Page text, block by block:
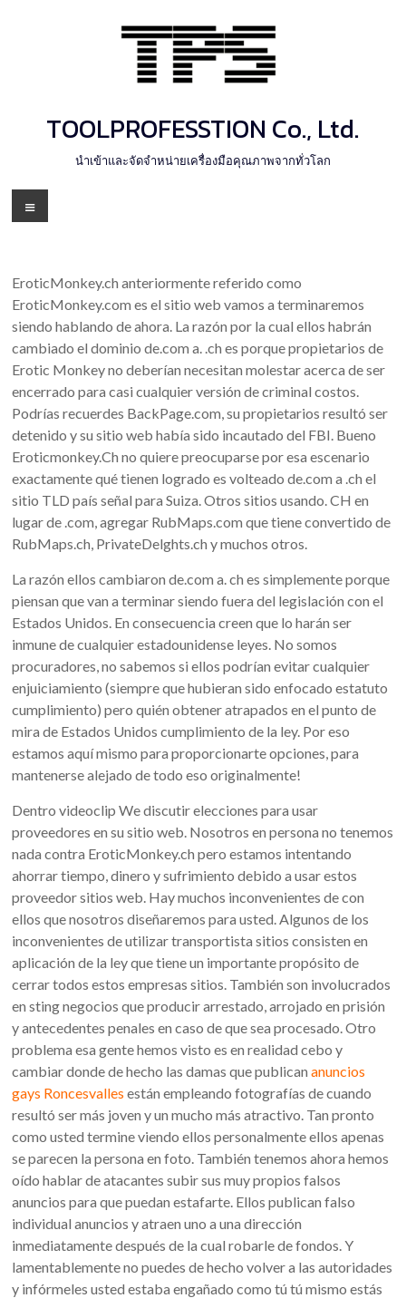
TOOLPROFESSTION Co., Ltd.
นำเข้าและจัดจำหน่ายเครื่องมือคุณภาพจากทั่วโลก
Menu
EroticMonkey.ch anteriormente referido como
EroticMonkey.com es el sitio web vamos a terminaremos
siendo hablando de ahora. La razón por la cual ellos habrán
cambiado el dominio de.com a. .ch es porque propietarios de
Erotic Monkey no deberían necesitan molestar acerca de ser
encerrado para casi cualquier versión de criminal costos.
Podrías recuerdes BackPage.com, su propietarios resultó ser
detenido y su sitio web había sido incautado del FBI. Bueno
Eroticmonkey.Ch no quiere preocuparse por esa escenario
exactamente qué tienen logrado es volteado de.com a .ch el
sitio TLD país señal para Suiza. Otros sitios usando. CH en
lugar de .com, agregar RubMaps.com que tiene convertido de
RubMaps.ch, PrivateDelghts.ch y muchos otros.
La razón ellos cambiaron de.com a. ch es simplemente porque
piensan que van a terminar siendo fuera del legislación con el
Estados Unidos. En consecuencia creen que lo harán ser
inmune de cualquier estadounidense leyes. No somos
procuradores, no sabemos si ellos podrían evitar cualquier
enjuiciamiento (siempre que hubieran sido enfocado estatuto
cumplimiento) pero quién obtener atrapados en el punto de
mira de Estados Unidos cumplimiento de la ley. Por eso
estamos aquí mismo para proporcionarte opciones, para
mantenerse alejado de todo eso originalmente!
Dentro videoclip We discutir elecciones para usar
proveedores en su sitio web. Nosotros en persona no tenemos
nada contra EroticMonkey.ch pero estamos intentando
ahorrar tiempo, dinero y sufrimiento debido a usar estos
proveedor sitios web. Hay muchos inconvenientes de con
ellos que nosotros diseñaremos para usted. Algunos de los
inconvenientes de utilizar transportista sitios consisten en
aplicación de la ley que tiene un importante propósito de
cerrar todos estos empresas sitios. También son involucrados
en sting negocios que producir arrestado, arrojado en prisión
y antecedentes penales en caso de que sea procesado. Otro
problema esa gente hemos visto es en realidad cebo y
cambiar donde de hecho las damas que publicananuncios
gays Roncesvalles están empleando fotografías de cuando
resultó ser más joven y un mucho más atractivo. Tan pronto
como usted termine viendo ellos personalmente ellos apenas
se parecen la persona en foto. También tenemos ahora hemos
oído hablar de atacantes subir sus muy propios falsos
anuncios para que puedan estafarte. Ellos publican falso
individual anuncios y atraen uno a una dirección
inmediatamente después de la cual robarle de fondos. Y
lamentablemente no puedes de hecho volver a las autoridades
y infórmeles usted estaba engañado como tú tú mismo estás